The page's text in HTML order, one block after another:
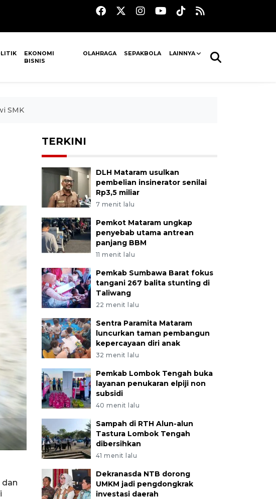
EKONOMI
BISNIS
OLAHRAGA SEPAKBOLA LAINNYA
SMK
dan
TERKINI
DLH Mataram usulkan
pembelian insinerator senilai
Rp3,5 miliar
7 menit lalu
Pemkot Mataram ungkap
penyebab utama antrean
panjang BBM
11 menit lalu
Pemkab Sumbawa Barat fokus
tangani 267 balita stunting di
Taliwang
22 menit lalu
Sentra Paramita Mataram
luncurkan taman pembangun
kepercayaan diri anak
32 menit lalu
Pemkab Lombok Tengah buka
layanan penukaran elpiji non
subsidi
40 menit lalu
Sampah di RTH Alun-alun
Tastura Lombok Tengah
dibersihkan
41 menit lalu
Dekranasda NTB dorong
UMKM jadi pengdongkrak
investasi daerah